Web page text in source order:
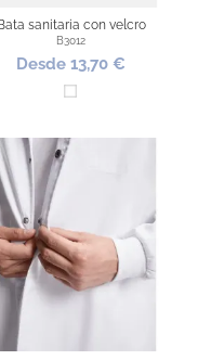
sanitaria con velcro
B3012
Desde 13,70 €
Blanco